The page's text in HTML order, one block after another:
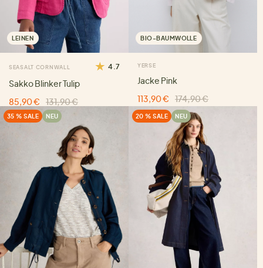
LEINEN
SEASALT CORNWALL 4.7
Sakko Blinker Tulip
85,90 €
131,90 €
BIO-BAUMWOLLE
YERSE
Jacke Pink
113,90 €
174,90 €
35 % SALE NEU 20 % SALE NEU